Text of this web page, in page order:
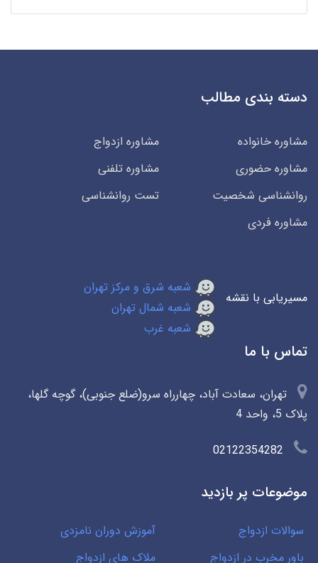
دسته بندی مطالب
مشاوره خانواده
مشاوره ازدواج
مشاوره حضوری
مشاوره تلفنی
روانشناسی شخصیت
تست روانشناسی
مشاوره فردی
مسیریابی با نقشه
شعبه شرق و مرکز تهران
شعبه شمال تهران
شعبه غرب
تماس با ما
تهران، سعادت آباد، چهارراه سرو(ضلع جنوبی)، گوچه گلها،
پلاک 5، واحد 4
02122354282
موضوعات پر بازدید
سوالات ازدواج
آموزش دوران نامزدی
باور مخرب در ازدواج
ملاک های ازدواج